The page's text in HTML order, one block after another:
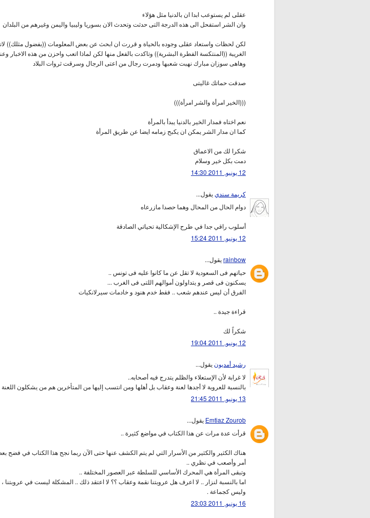
عقلى لم يستوعب ابدا ان بالدنيا مثل هؤلاء
وان الشر استفحل الى هذه الدرجة التى حدثت وتحدث الان بسوريا وليبيا واليمن وغيرهم من البلدان
لكن لحظات واستعاد عقلى وجوده بالحياة و قررت ان ابحث عن بعض المعلومات ((بفضول مثلك))
الغريبة ((المنتكسة الفطرة البشرية)) وتاكدت بالفعل منها لكن لماذا اتعب واحزن من هذه الاخبار
وهاهى سوزان مبارك نهبت شعبها ودمرت رجال من اعتى الرجال وسرقت ثروات البلاد
صدقت حماتك غاليتى
(((الخير امرأة والشر امرأة)))
نعم اختاه فمدار الخير بالدنيا يبدأ بالمرأة
كما ان مدار الشر يمكن ان يكبح زمامه ايضا عن طريق المرأة
شكرا لك من الاعماق
دمت بكل خير وسلام
12 يونيو, 2011 14:30
كريمة سندييقول...
دوام الحال من المحال وهما حصدا مازرعاه
أسلوب راقي جدا في طرح الإشكالية تحياتي الصادقة
12 يونيو, 2011 15:24
rainbowيقول...
حياتهم فى السعودية لا تقل عن ما كانوا عليه فى تونس ..
يسكنون فى قصر و يتداولون أموالهم اللتى فى الغرب ...
الفرق أن ليس عندهم شعب .. فقط خدم هنود و خادمات سيرلانكيات
قراءة جيدة ..
شكراً لك
12 يونيو, 2011 19:04
رشيد أمديونيقول...
لا غرابة لأن الإستعلاء والظلم يتدرج فيه أصحابه..
بالنسبة للعروبة لا أجدها لعنة وعقاب بل أهلها ومن انتسب إليها من المتأخرين هم من يشكلون اللعنة
13 يونيو, 2011 21:45
Emtiaz Zourob يقول...
قرأت عدة مرات عن هذا الكتاب في مواضع كثيرة ..
هناك الكثير والكثير من الأسرار التي لم يتم الكشف عنها حتى الآن ربما نجح هذا الكتاب في فضح
أمر وأصعب في نظري ..
وتبقى المرأة هي المحرك الأساسي للسلطة عبر العصور المختلفة ..
اما بالنسبة لنزار .. لا اعرف هل عروبتنا نقمة وعقاب ؟؟ لا اعتقد ذلك .. المشكلة ليست في عروبتنا ،
وليس كجماعة .
16 يونيو, 2011 23:03